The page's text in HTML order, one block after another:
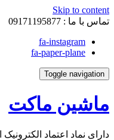
Skip to content
تماس با ما : 09171195877
fa-instagram
fa-paper-plane
Toggle navigation
ماشین ماکت
دارای نماد اعتماد